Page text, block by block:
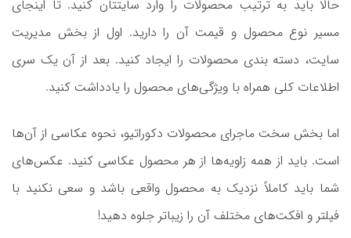
حالا باید به ترتیب محصولات را وارد سایتتان کنید. تا اینجای
مسیر نوع محصول و قیمت آن را دارید. اول از بخش مدیریت
سایت، دسته بندی محصولات را ایجاد کنید. بعد از آن یک سری
اطلاعات کلی همراه با ویژگی‌های محصول را یادداشت کنید.
اما بخش سخت ماجرای محصولات دکوراتیو، نحوه عکاسی از آن‌ها
است. باید از همه زاویه‌ها از هر محصول عکاسی کنید. عکس‌های
شما باید کاملاً نزدیک به محصول واقعی باشد و سعی نکنید با
فیلتر و افکت‌های مختلف آن را زیباتر جلوه دهید!